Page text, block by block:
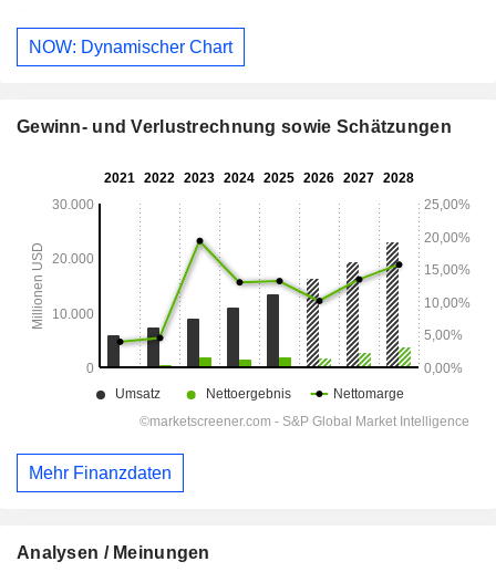
NOW: Dynamischer Chart
Gewinn- und Verlustrechnung sowie Schätzungen
Mehr Finanzdaten
Analysen / Meinungen